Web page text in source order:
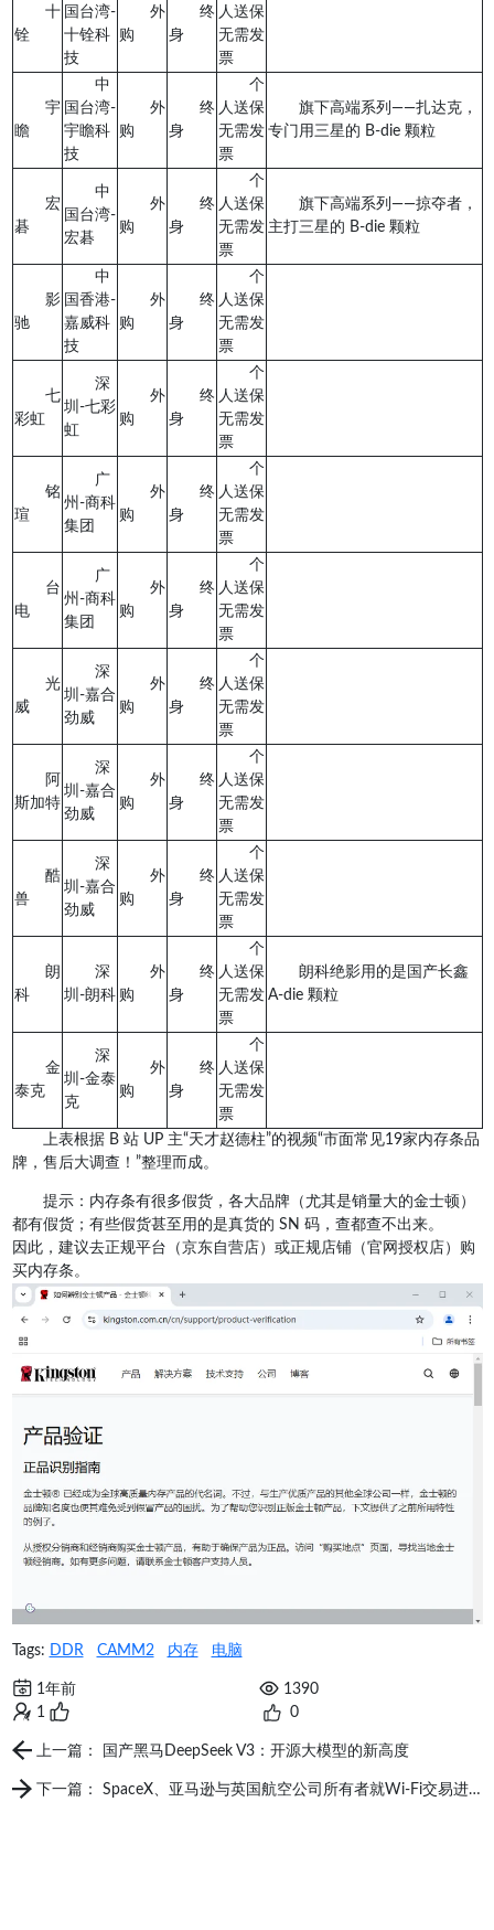
十
铨
国台湾-
十铨科
技
外
购
终
身
人送保
无需发
票
宇
瞻
中
国台湾-
宇瞻科
技
外
购
终
身
个
人送保
无需发
票
旗下高端系列——扎达克，
专门用三星的 B-die 颗粒
宏
碁
中
国台湾-
宏碁
外
购
终
身
个
人送保
无需发
票
旗下高端系列——掠夺者，
主打三星的 B-die 颗粒
影
驰
中
国香港-
嘉威科
技
外
购
终
身
个
人送保
无需发
票
七
彩虹
深
圳-七彩
虹
外
购
终
身
个
人送保
无需发
票
铭
瑄
广
州-商科
集团
外
购
终
身
个
人送保
无需发
票
台
电
广
州-商科
集团
外
购
终
身
个
人送保
无需发
票
光
威
深
圳-嘉合
劲威
外
购
终
身
个
人送保
无需发
票
阿
斯加特
深
圳-嘉合
劲威
外
购
终
身
个
人送保
无需发
票
酷
兽
深
圳-嘉合
劲威
外
购
终
身
个
人送保
无需发
票
朗
科
深
圳-朗科
外
购
终
身
个
人送保
无需发
票
朗科绝影用的是国产长鑫
A-die 颗粒
金
泰克
深
圳-金泰
克
外
购
终
身
个
人送保
无需发
票
上表根据 B 站 UP 主“天才赵德柱”的视频“市面常见19家内存条品
牌，售后大调查！”整理而成。
提示：内存条有很多假货，各大品牌（尤其是销量大的金士顿）
都有假货；有些假货甚至用的是真货的 SN 码，查都查不出来。
因此，建议去正规平台（京东自营店）或正规店铺（官网授权店）购
买内存条。
Tags: DDR CAMM2 内存 电脑
1年前
1390
1
0
上一篇： 国产黑马DeepSeek V3：开源大模型的新高度
下一篇： SpaceX、亚马逊与英国航空公司所有者就Wi-Fi交易进行谈判